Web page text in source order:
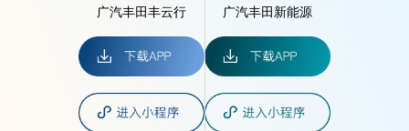
广汽丰田丰云行 广汽丰田新能源